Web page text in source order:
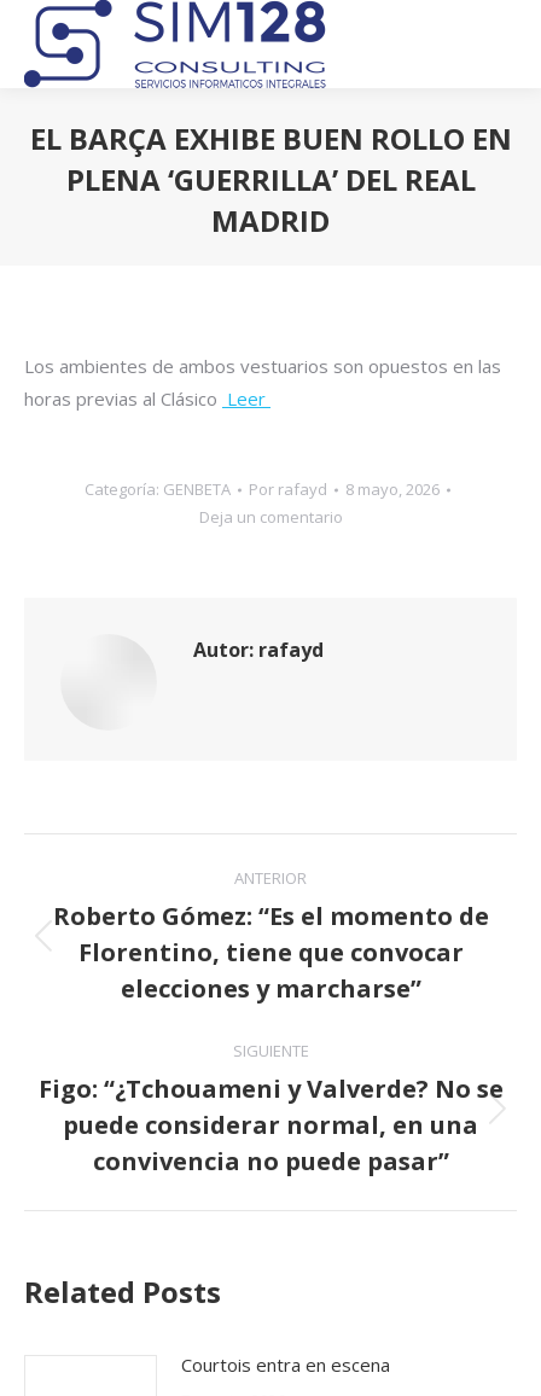
EL BARÇA EXHIBE BUEN ROLLO EN
PLENA ‘GUERRILLA’ DEL REAL
MADRID
Los ambientes de ambos vestuarios son opuestos en las
horas previas al Clásico Leer
Categoría: GENBETA Por rafayd
8 mayo, 2026
Deja un comentario
Autor: rafayd
Navegación
entre
publicaciones
ANTERIOR
Publicación
anterior:
Roberto Gómez: “Es el momento de
Florentino, tiene que convocar
elecciones y marcharse”
SIGUIENTE
Publicación
siguiente:
Figo: “¿Tchouameni y Valverde? No se
puede considerar normal, en una
convivencia no puede pasar”
Related Posts
Courtois entra en escena